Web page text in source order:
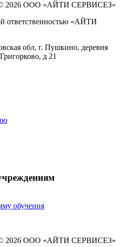
2026 ООО «АЙТИ СЕРВИСЕЗ»
ответственностью «АЙТИ
обл, г. Пушкино, деревня
д 21
обучения
2026 ООО «АЙТИ СЕРВИСЕЗ»